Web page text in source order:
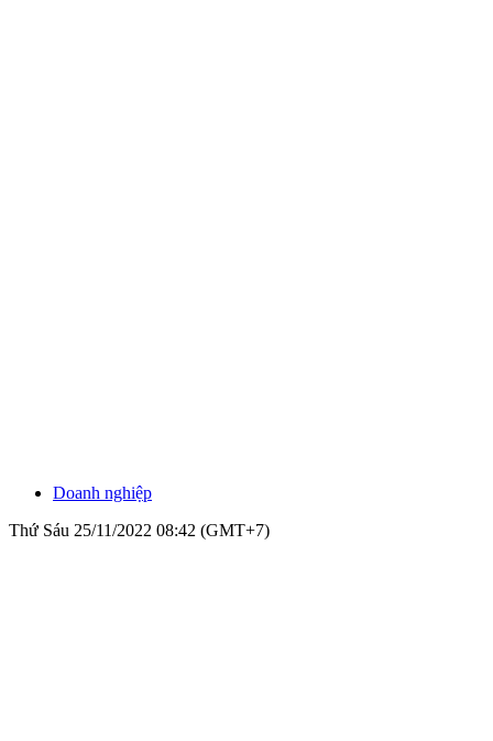
Doanh nghiệp
Thứ Sáu 25/11/2022 08:42 (GMT+7)